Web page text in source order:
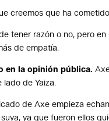
creemos que ha
tener razón o no, pero
de empatía.
en la opinión pública.
de Yaiza.
de Axe empieza
ya que fueron ellos